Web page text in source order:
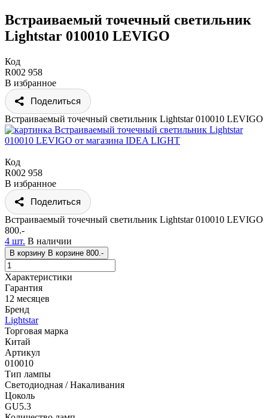
Встраиваемый точечный светильник
Lightstar 010010 LEVIGO
Код
R002 958
В избранное
Поделиться
Встраиваемый точечный светильник Lightstar 010010 LEVIGO
Код
R002 958
В избранное
Поделиться
Встраиваемый точечный светильник Lightstar 010010 LEVIGO
800.-
4 шт. В наличии
В корзину В корзине 800.-
Характеристики
Гарантия
12 месяцев
Бренд
Lightstar
Торговая марка
Китай
Артикул
010010
Тип лампы
Светодиодная / Накаливания
Цоколь
GU5.3